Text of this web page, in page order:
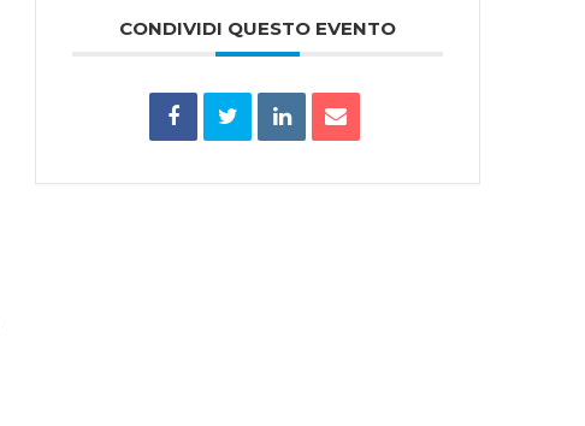
CONDIVIDI QUESTO EVENTO